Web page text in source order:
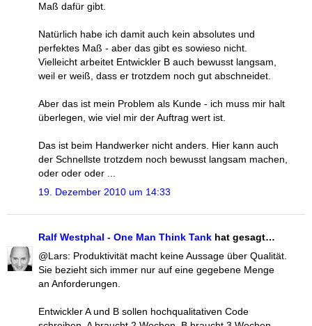
Maß dafür gibt.
Natürlich habe ich damit auch kein absolutes und
perfektes Maß - aber das gibt es sowieso nicht.
Vielleicht arbeitet Entwickler B auch bewusst langsam,
weil er weiß, dass er trotzdem noch gut abschneidet.
Aber das ist mein Problem als Kunde - ich muss mir halt
überlegen, wie viel mir der Auftrag wert ist.
Das ist beim Handwerker nicht anders. Hier kann auch
der Schnellste trotzdem noch bewusst langsam machen,
oder oder oder ...
19. Dezember 2010 um 14:33
Ralf Westphal - One Man Think Tank hat gesagt…
@Lars: Produktivität macht keine Aussage über Qualität.
Sie bezieht sich immer nur auf eine gegebene Menge
an Anforderungen.
Entwickler A und B sollen hochqualitativen Code